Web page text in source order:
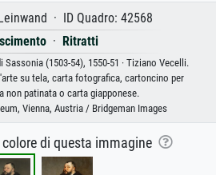
· ID Quadro: 42568
· Ritratti
(1503-54), 1550-51 · Tiziano Vecelli.
su tela, carta fotografica, cartoncino per
non patinata o carta giapponese.
Vienna, Austria / Bridgeman Images
di questa immagine